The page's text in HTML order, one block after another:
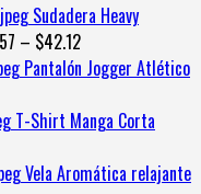
Sudadera Heavy
– $42.12
Pantalón Jogger Atlético
T-Shirt Manga Corta
Vela Aromática relajante